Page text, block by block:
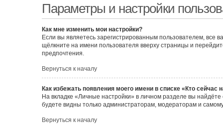
Параметры и настройки
Как мне изменить мои настройки?
Если вы являетесь зарегистрированным пользователем, все
щёлкните на имени пользователя вверху страницы и
предпочтения.
Вернуться к началу
Как избежать появления моего имени в списке «Кто сейчас
На вкладке «Личные настройки» в личном разделе вы
будете видны только администраторам, модераторам и
Вернуться к началу